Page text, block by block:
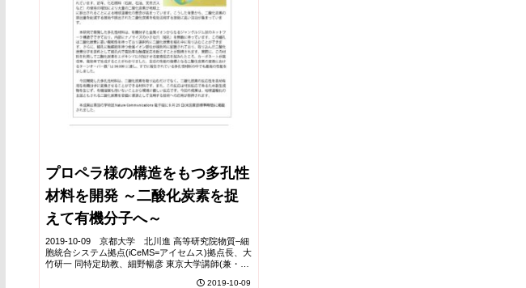
プロペラ様の構造をもつ多孔性
材料を開発 ～二酸化炭素を捉
えて有機分子へ～
2019-10-09 京都大学 北川進 高等研究院物質–細
胞統合システム拠点(iCeMS=アイセムス)拠点長、大
竹研一 同特定助教、細野暢彦 東京大学講師(兼・
2019-10-09